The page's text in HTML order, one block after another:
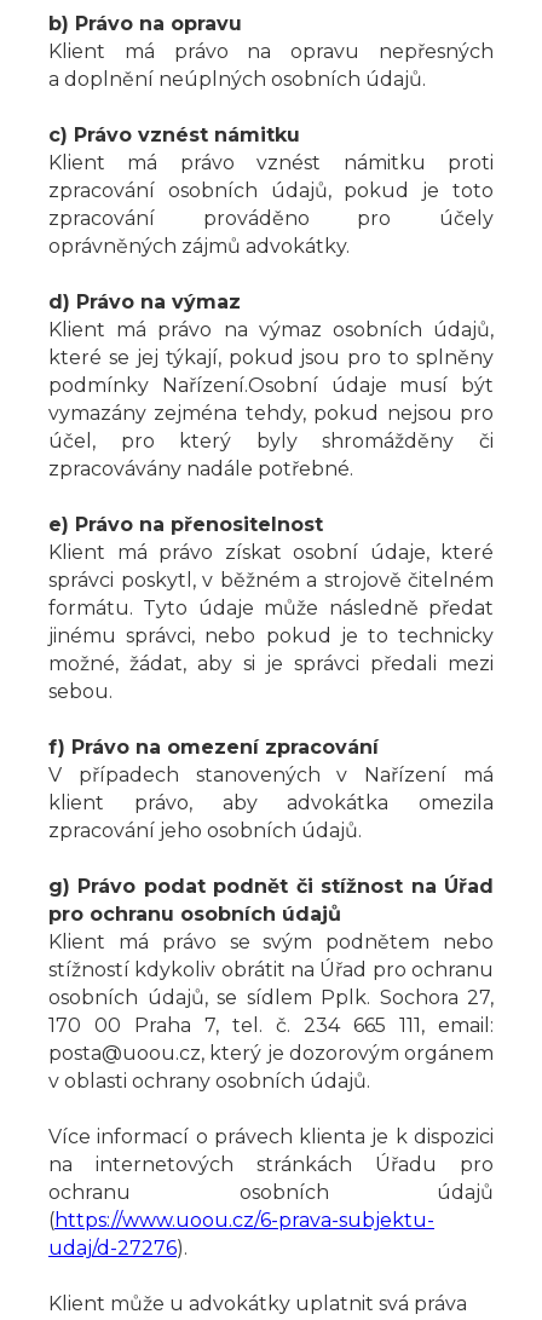
b) Právo na opravu
Klient má právo na opravu nepřesných
a doplnění neúplných osobních údajů.
c) Právo vznést námitku
Klient má právo vznést námitku proti
zpracování osobních údajů, pokud je toto
zpracování prováděno pro účely
oprávněných zájmů advokátky.
d) Právo na výmaz
Klient má právo na výmaz osobních údajů,
které se jej týkají, pokud jsou pro to splněny
podmínky Nařízení.Osobní údaje musí být
vymazány zejména tehdy, pokud nejsou pro
účel, pro který byly shromážděny či
zpracovávány nadále potřebné.
e) Právo na přenositelnost
Klient má právo získat osobní údaje, které
správci poskytl, v běžném a strojově čitelném
formátu. Tyto údaje může následně předat
jinému správci, nebo pokud je to technicky
možné, žádat, aby si je správci předali mezi
sebou.
f) Právo na omezení zpracování
V případech stanovených v Nařízení má
klient právo, aby advokátka omezila
zpracování jeho osobních údajů.
g) Právo podat podnět či stížnost na Úřad
pro ochranu osobních údajů
Klient má právo se svým podnětem nebo
stížností kdykoliv obrátit na Úřad pro ochranu
osobních údajů, se sídlem Pplk. Sochora 27,
170 00 Praha 7, tel. č. 234 665 111, email:
posta@uoou.cz, který je dozorovým orgánem
v oblasti ochrany osobních údajů.
Více informací o právech klienta je k dispozici
na internetových stránkách Úřadu pro
ochranu osobních údajů
(https://www.uoou.cz/6-prava-subjektu-
udaj/d-27276).
Klient může u advokátky uplatnit svá práva